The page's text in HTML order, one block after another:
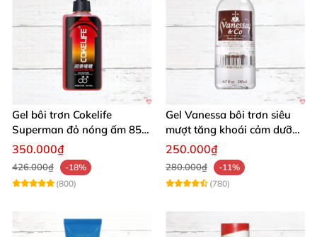
Gel bôi trơn Cokelife
Superman đỏ nóng ấm 85g
giảm đau rát
350.000₫
426.000₫
-18%
(800)
Gel Vanessa bôi trơn siêu
mượt tăng khoái cảm dưỡng
ẩm 200ml
250.000₫
280.000₫
-11%
(780)